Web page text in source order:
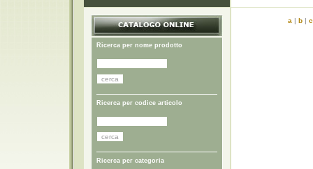
Ricerca per nome prodotto
Ricerca per codice articolo
Ricerca per categoria
a | b| c